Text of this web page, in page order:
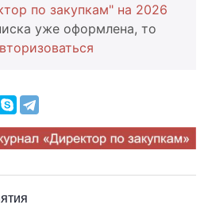
по закупкам" на 2026
уже оформлена, то